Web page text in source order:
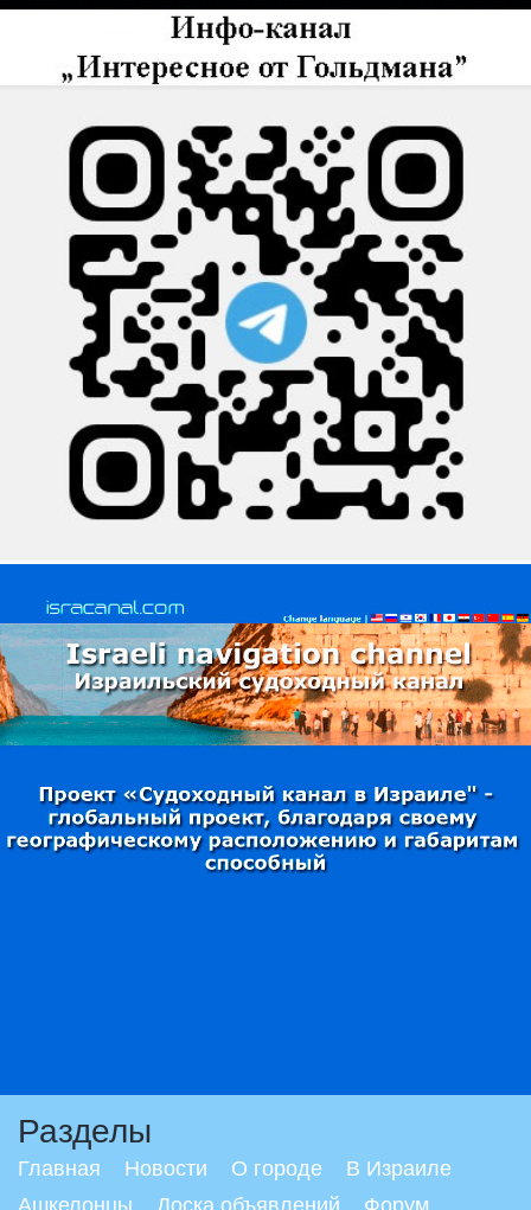
Разделы
Главная Новости О городе
В Израиле